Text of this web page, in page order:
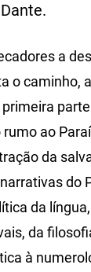
a
o caminho,
ao
da
do
da
da
à